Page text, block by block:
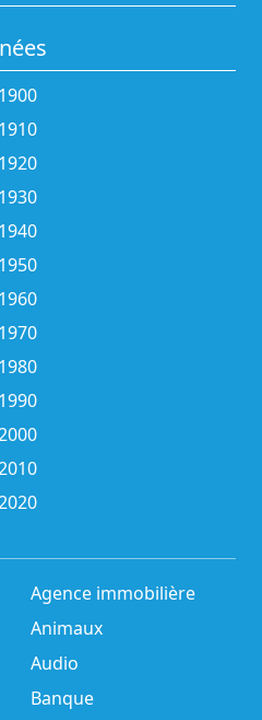
Agence immobilière
Animaux
Audio
Banque